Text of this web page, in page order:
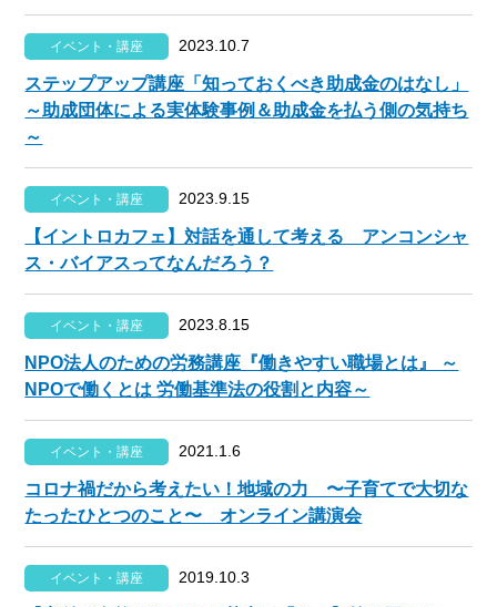
イベント・講座 2023.10.7
ステップアップ講座「知っておくべき助成金のはなし」
～助成団体による実体験事例＆助成金を払う側の気持ち
～
イベント・講座 2023.9.15
【イントロカフェ】対話を通して考える アンコンシャ
ス・バイアスってなんだろう？
イベント・講座 2023.8.15
NPO法人のための労務講座『働きやすい職場とは』 ～
NPOで働くとは 労働基準法の役割と内容～
イベント・講座 2021.1.6
コロナ禍だから考えたい！地域の力 〜子育てで大切な
たったひとつのこと〜 オンライン講演会
イベント・講座 2019.10.3